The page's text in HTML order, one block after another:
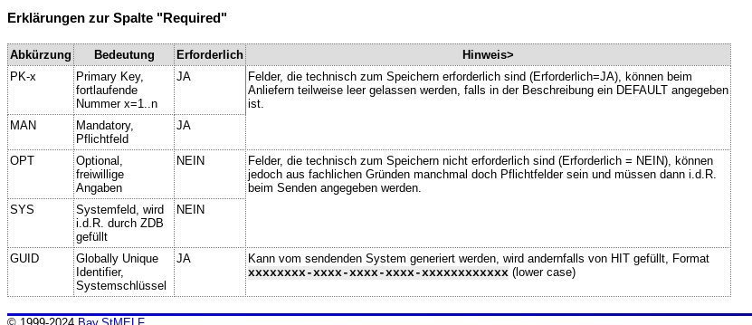
Erklärungen zur Spalte "Required"
Abkürzung Bedeutung Erforderlich
Hinweis>
PK-x
Primary Key,
fortlaufende
Nummer x=1..n
JA
Felder, die technisch zum Speichern erforderlich sind (Erforderlich=JA), können beim
Anliefern teilweise leer gelassen werden, falls in der Beschreibung ein DEFAULT angegeben
ist.
MAN
Mandatory,
Pflichtfeld
JA
OPT
Optional,
freiwillige
Angaben
NEIN
Felder, die technisch zum Speichern nicht erforderlich sind (Erforderlich = NEIN), können
jedoch aus fachlichen Gründen manchmal doch Pflichtfelder sein und müssen dann i.d.R.
beim Senden angegeben werden.
SYS
Systemfeld, wird
i.d.R. durch ZDB
gefüllt
NEIN
GUID
Globally Unique
Identifier,
Systemschlüssel
JA
Kann vom sendenden System generiert werden, wird andernfalls von HIT gefüllt, Format
xxxxxxxx-xxxx-xxxx-xxxx-xxxxxxxxxxxx (lower case)